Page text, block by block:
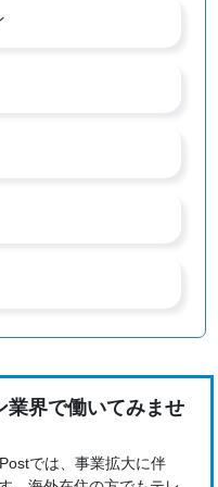
業界で働いてみませ
では、事業拡大に伴